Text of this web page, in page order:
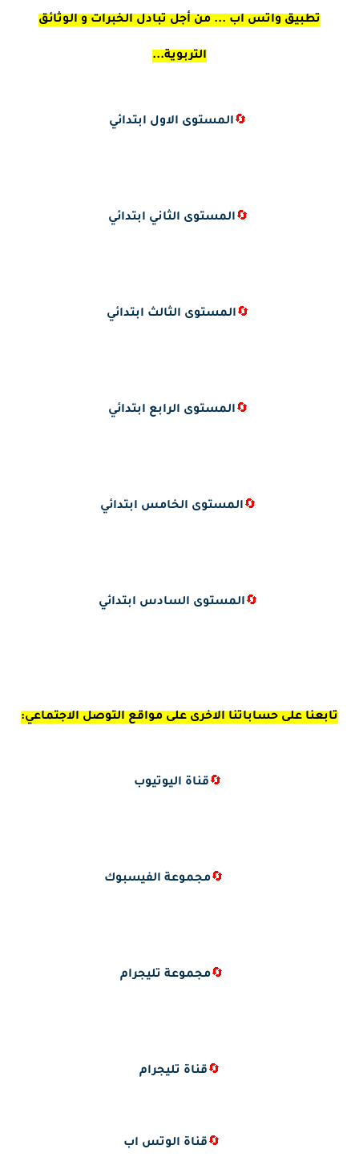
تطبيق واتس اب ... من أجل تبادل الخبرات و الوثائق
التربوية...
🔄المستوى الاول ابتدائي
🔄المستوى الثاني ابتدائي
🔄المستوى الثالث ابتدائي
🔄المستوى الرابع ابتدائي
🔄المستوى الخامس ابتدائي
🔄المستوى السادس ابتدائي
تابعنا على حساباتنا الاخرى على مواقع التوصل الاجتماعي:
🔄قناة اليوتيوب
🔄مجموعة الفيسبوك
🔄مجموعة تليجرام
🔄قناة تليجرام
🔄قناة الوتس اب